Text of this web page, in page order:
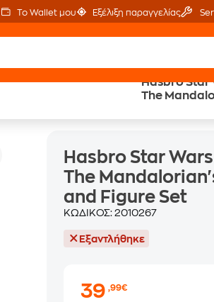
Το Wallet μου Εξέλιξη παραγγελίας
Hasbro Star
The
Hasbro Star
The
and Figure Set
ΚΩΔΙΚΟΣ:2010267
Εξαντλήθηκε
39,99€